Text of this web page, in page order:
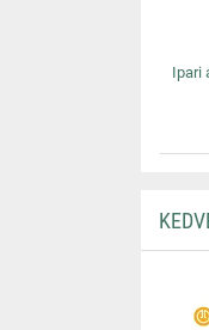
Ipari